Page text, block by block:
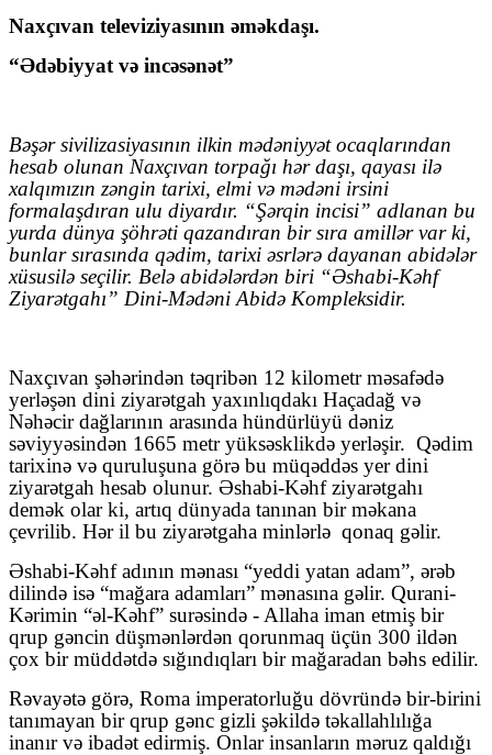
Naxçıvan televiziyasının əməkdaşı.
“Ədəbiyyat və incəsənət”
Bəşər sivilizasiyasının ilkin mədəniyyət ocaqlarından
hesab olunan Naxçıvan torpağı hər daşı, qayası ilə
xalqımızın zəngin tarixi, elmi və mədəni irsini
formalaşdıran ulu diyardır. “Şərqin incisi” adlanan bu
yurda dünya şöhrəti qazandıran bir sıra amillər var ki,
bunlar sırasında qədim, tarixi əsrlərə dayanan abidələr
xüsusilə seçilir. Belə abidələrdən biri “Əshabi-Kəhf
Ziyarətgahı” Dini-Mədəni Abidə Kompleksidir.
Naxçıvan şəhərindən təqribən 12 kilometr məsafədə
yerləşən dini ziyarətgah yaxınlıqdakı Haçadağ və
Nəhəcir dağlarının arasında hündürlüyü dəniz
səviyyəsindən 1665 metr yüksəsklikdə yerləşir. Qədim
tarixinə və quruluşuna görə bu müqəddəs yer dini
ziyarətgah hesab olunur. Əshabi-Kəhf ziyarətgahı
demək olar ki, artıq dünyada tanınan bir məkana
çevrilib. Hər il bu ziyarətgaha minlərlə qonaq gəlir.
Əshabi-Kəhf adının mənası “yeddi yatan adam”, ərəb
dilində isə “mağara adamları” mənasına gəlir. Qurani-
Kərimin “əl-Kəhf” surəsində - Allaha iman etmiş bir
qrup gəncin düşmənlərdən qorunmaq üçün 300 ildən
çox bir müddətdə sığındıqları bir mağaradan bəhs edilir.
Rəvayətə görə, Roma imperatorluğu dövründə bir-birini
tanımayan bir qrup gənc gizli şəkildə təkallahlılığa
inanır və ibadət edirmiş. Onlar insanların məruz qaldığı